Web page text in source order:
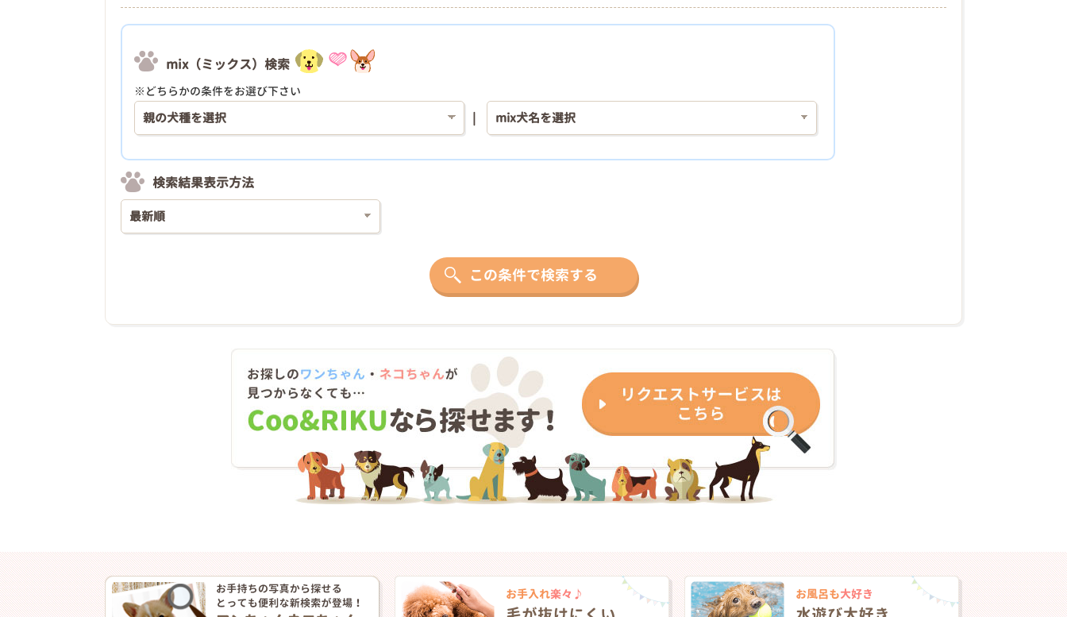
mix（ミックス）検索
※どちらかの条件をお選び下さい
検索結果表示方法
この条件で検索する